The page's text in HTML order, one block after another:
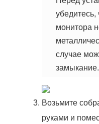
убедитесь,
монитора
случае
замыкание.
Возьмите
руками и